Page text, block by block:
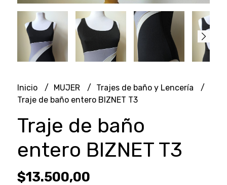
Inicio MUJER
Trajes de baño y Lencería
Traje de baño entero BIZNET T3
Traje de baño
entero BIZNET T3
$13.500,00